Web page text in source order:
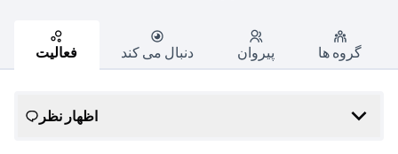
فعالیت دنبال می کند پیروان گروه ها
اظهار نظر